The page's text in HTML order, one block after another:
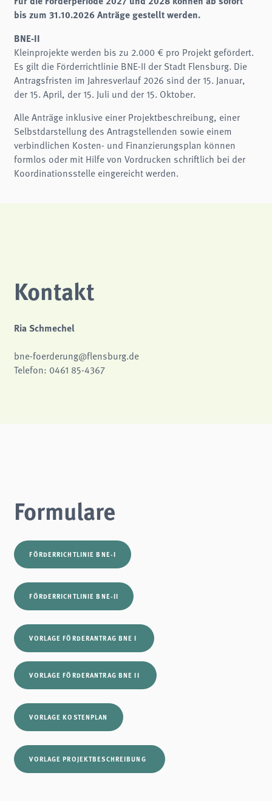
bis zum 31.10.2026 Anträge gestellt werden.
BNE-II
Kleinprojekte werden bis zu 2.000 € pro Projekt gefördert.
Es gilt die Förderrichtlinie BNE-II der Stadt Flensburg. Die
Antragsfristen im Jahresverlauf 2026 sind der 15. Januar,
der 15. April, der 15. Juli und der 15. Oktober.
Alle Anträge inklusive einer Projektbeschreibung, einer
Selbstdarstellung des Antragstellenden sowie einem
verbindlichen Kosten- und Finanzierungsplan können
formlos oder mit Hilfe von Vordrucken schriftlich bei der
Koordinationsstelle eingereicht werden.
Kontakt
Ria Schmechel
bne-foerderung@flensburg.de
Telefon: 0461 85-4367
Formulare
FÖRDERRICHTLINIE BNE-I
FÖRDERRICHTLINIE BNE-II
VORLAGE FÖRDERANTRAG BNE I
VORLAGE FÖRDERANTRAG BNE II
VORLAGE KOSTENPLAN
VORLAGE PROJEKTBESCHREIBUNG
STATISTIK
Wir verwenden Matomo für anonyme Website-Analysen, um unsere Dienste zu
verbessern. Es werden keine Cookies gespeichert.
analytics